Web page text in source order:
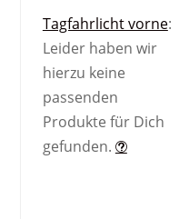
Tagfahrlicht vorne:
Leider haben wir
hierzu keine
passenden
Produkte für Dich
gefunden.